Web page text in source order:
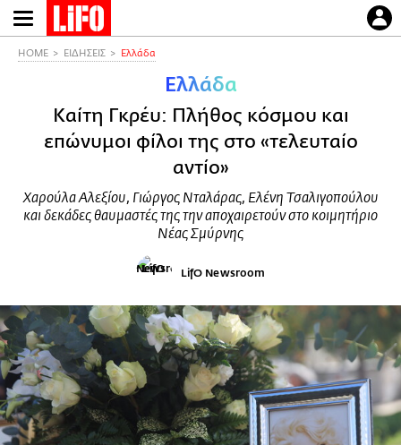
Παράκαμψη
προς
HOME ΕΙΔΗΣΕΙΣ Ελλάδα
Ελλάδα
Καίτη Γκρέυ: Πλήθος κόσμου και
επώνυμοι φίλοι της στο «τελευταίο
αντίο»
Χαρούλα Αλεξίου, Γιώργος Νταλάρας, Ελένη Τσαλιγοπούλου
και δεκάδες θαυμαστές της την αποχαιρετούν στο κοιμητήριο
Νέας Σμύρνης
LifO Newsroom